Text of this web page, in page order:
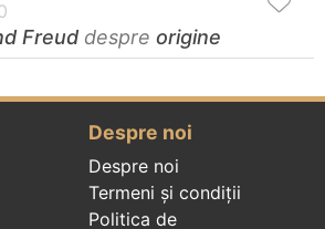
Freud despre origine
Despre noi
Despre noi
Termeni și condiții
Politica de